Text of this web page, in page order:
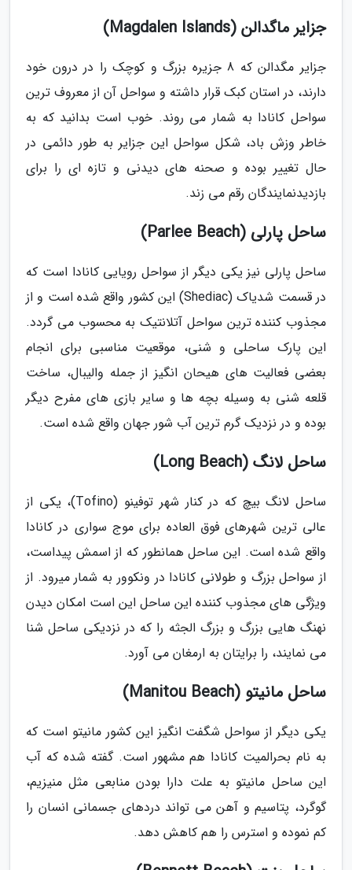
جزایر ماگدالن (Magdalen Islands)
جزایر مگدالن که 8 جزیره بزرگ و کوچک را در درون خود
دارند، در استان کبک قرار داشته و سواحل آن از معروف ترین
سواحل کانادا به شمار می روند. خوب است بدانید که به
خاطر وزش باد، شکل سواحل این جزایر به طور دائمی در
حال تغییر بوده و صحنه های دیدنی و تازه ای را برای
بازدیدنمایندگان رقم می زند.
ساحل پارلی (Parlee Beach)
ساحل پارلی نیز یکی دیگر از سواحل رویایی کانادا است که
در قسمت شدیاک (Shediac) این کشور واقع شده است و از
مجذوب کننده ترین سواحل آتلانتیک به محسوب می گردد.
این پارک ساحلی و شنی، موقعیت مناسبی برای انجام
بعضی فعالیت های هیحان انگیز از جمله والیبال، ساخت
قلعه شنی به وسیله بچه ها و سایر بازی های مفرح دیگر
بوده و در نزدیک گرم ترین آب شور جهان واقع شده است.
ساحل لانگ (Long Beach)
ساحل لانگ بیچ که در کنار شهر توفینو (Tofino)، یکی از
عالی ترین شهرهای فوق العاده برای موج سواری در کانادا
واقع شده است. این ساحل همانطور که از اسمش پیداست،
از سواحل بزرگ و طولانی کانادا در ونکوور به شمار میرود. از
ویژگی های مجذوب کننده این ساحل این است امکان دیدن
نهنگ هایی بزرگ و بزرگ الجثه را که در نزدیکی ساحل شنا
می نمایند، را برایتان به ارمغان می آورد.
ساحل مانیتو (Manitou Beach)
یکی دیگر از سواحل شگفت انگیز این کشور مانیتو است که
به نام بحرالمیت کانادا هم مشهور است. گفته شده که آب
این ساحل مانیتو به علت دارا بودن منابعی مثل منیزیم،
گوگرد، پتاسیم و آهن می تواند دردهای جسمانی انسان را
کم نموده و استرس را هم کاهش دهد.